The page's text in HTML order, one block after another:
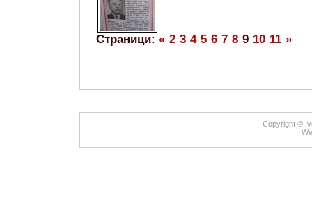
Страници: « 2 3 4 5 6 7 8 9 10 11 »
Copyright ©